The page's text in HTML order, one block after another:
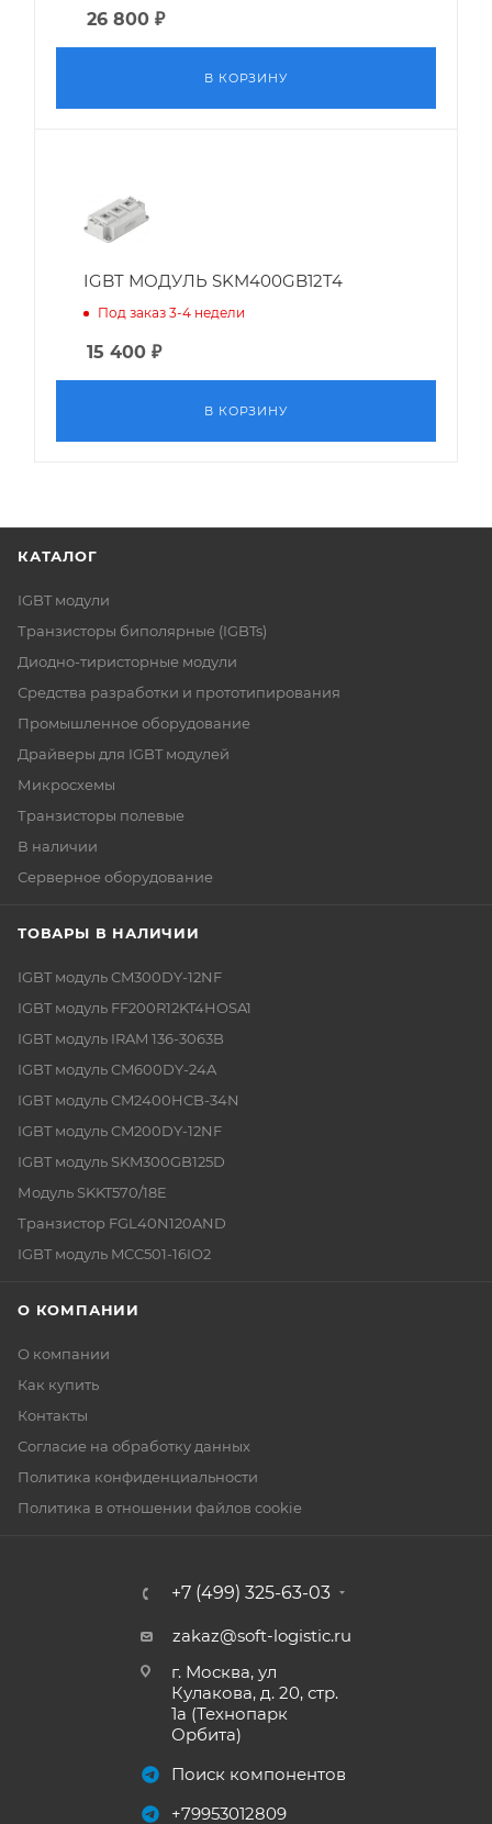
26 800 ₽
В КОРЗИНУ
IGBT МОДУЛЬ SKM400GB12T4
Под заказ 3-4 недели
15 400 ₽
В КОРЗИНУ
КАТАЛОГ
IGBT модули
Транзисторы биполярные (IGBTs)
Диодно-тиристорные модули
Средства разработки и прототипирования
Промышленное оборудование
Драйверы для IGBT модулей
Микросхемы
Транзисторы полевые
В наличии
Серверное оборудование
ТОВАРЫ В НАЛИЧИИ
IGBT модуль CM300DY-12NF
IGBT модуль FF200R12KT4HOSA1
IGBT модуль IRAM 136-3063B
IGBT модуль CM600DY-24A
IGBT модуль CM2400HCB-34N
IGBT модуль CM200DY-12NF
IGBT модуль SKM300GB125D
Модуль SKKT570/18E
Транзистор FGL40N120AND
IGBT модуль MCC501-16IO2
О КОМПАНИИ
О компании
Как купить
Контакты
Согласие на обработку данных
Политика конфиденциальности
Политика в отношении файлов cookie
+7 (499) 325-63-03
zakaz@soft-logistic.ru
г. Москва, ул
Кулакова, д. 20, стр.
1а (Технопарк
Орбита)
Поиск компонентов
+79953012809